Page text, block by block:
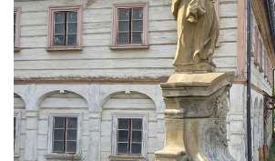
Socha Minervy na nádvoří zámku v
Duchcově
Socha Herkula se saní na nádvoří zámku v
Duchcově
Socha Herkula se lvem na nádvoří zámku v
Duchcově